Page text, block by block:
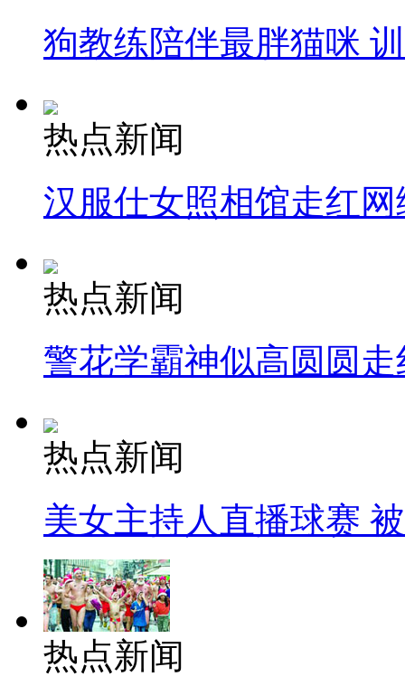
狗教练陪伴最胖猫咪
热点新闻
汉服仕女照相馆走红网
热点新闻
警花学霸神似高圆圆走
热点新闻
美女主持人直播球赛
热点新闻